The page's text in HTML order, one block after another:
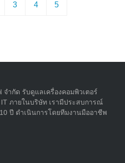
3 4 5
ำกัด รับดูแลเครื่องคอมพิวเตอร์
ภายในบริษัท เรามีประสบการณ์
ปี ดำเนินการโดยทีมงานมืออาชีพ